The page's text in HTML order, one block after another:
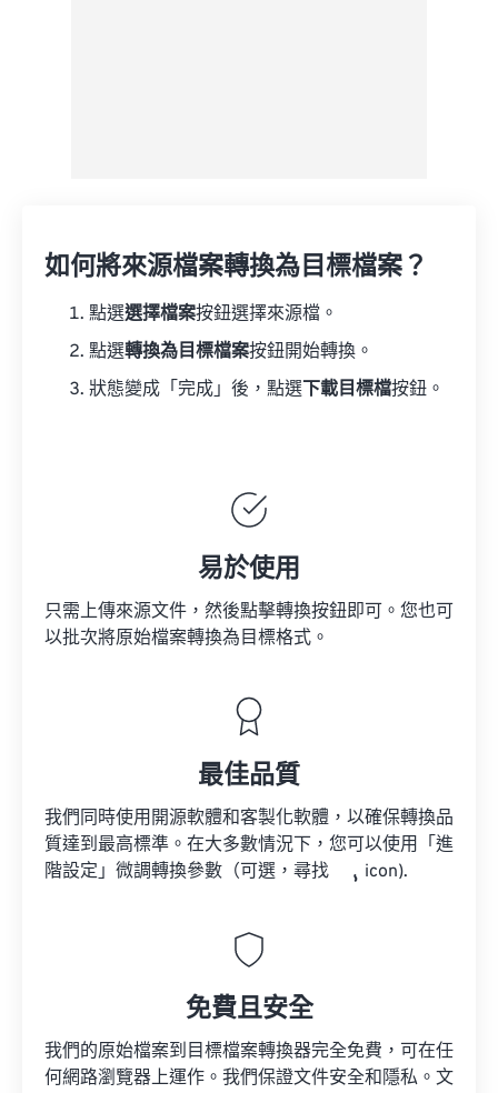
如何將來源檔案轉換為目標檔案？
點選選擇檔案按鈕選擇來源檔。
點選轉換為目標檔案按鈕開始轉換。
狀態變成「完成」後，點選 下載目標檔按鈕。
易於使用
只需上傳來源文件，然後點擊轉換按鈕即可。您也可
以批次將原始檔案轉換為目標格式。
最佳品質
我們同時使用開源軟體和客製化軟體，以確保轉換品
質達到最高標準。在大多數情況下，您可以使用「進
階設定」微調轉換參數（可選，尋找
icon).
免費且安全
我們的原始檔案到目標檔案轉換器完全免費，可在任
何網路瀏覽器上運作。我們保證文件安全和隱私。文